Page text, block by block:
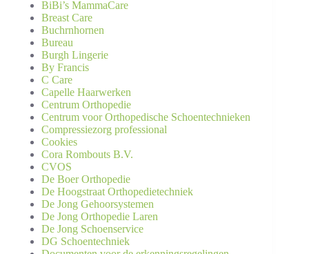
BiBi’s MammaCare
Breast Care
Buchrnhornen
Bureau
Burgh Lingerie
By Francis
C Care
Capelle Haarwerken
Centrum Orthopedie
Centrum voor Orthopedische Schoentechnieken
Compressiezorg professional
Cookies
Cora Rombouts B.V.
CVOS
De Boer Orthopedie
De Hoogstraat Orthopedietechniek
De Jong Gehoorsystemen
De Jong Orthopedie Laren
De Jong Schoenservice
DG Schoentechniek